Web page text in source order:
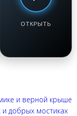
ОТКРЫТЬ
2020)
Смотреть /
и верной крыше
и добрых мостиках